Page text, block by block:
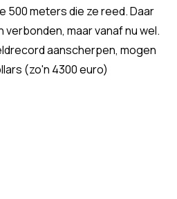
500 meters die ze reed. Daar
maar vanaf nu wel.
aanscherpen, mogen
(zo'n 4300 euro)